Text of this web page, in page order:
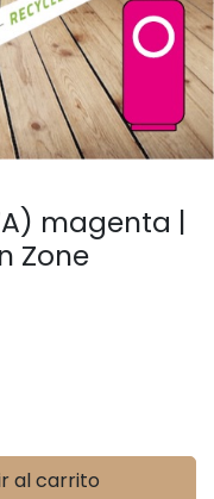
magenta |
Zone
al carrito